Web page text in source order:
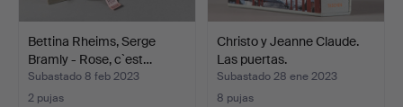
Bettina Rheims, Serge
Bramly - Rose, c`est…
Subastado 8 feb 2023
2 pujas
Christo y Jeanne Claude.
Las puertas.
Subastado 28 ene 2023
8 pujas